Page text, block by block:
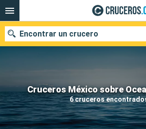
Cruceros México sobre
6 cruceros
Encontrar un crucero
Fecha de salida